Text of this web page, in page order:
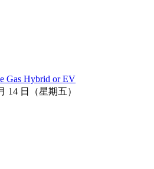
Gas Hybrid or EV
14 日（星期五）